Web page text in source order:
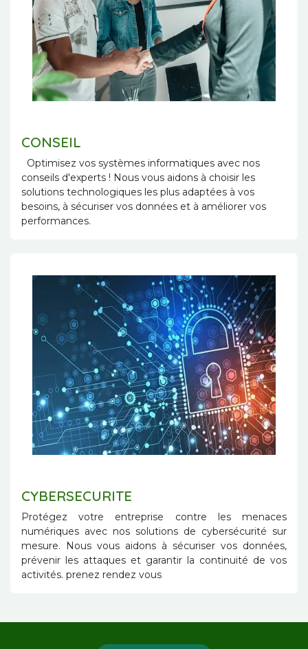
CONSEIL
Optimisez vos systèmes informatiques avec nos
conseils d'experts ! Nous vous aidons à choisir les
solutions technologiques les plus adaptées à vos
besoins, à sécuriser vos données et à améliorer vos
performances.
CYBERSECURITE
Protégez votre entreprise contre les menaces
numériques avec nos solutions de cybersécurité sur
mesure. Nous vous aidons à sécuriser vos données,
prévenir les attaques et garantir la continuité de vos
activités. prenez rendez vous